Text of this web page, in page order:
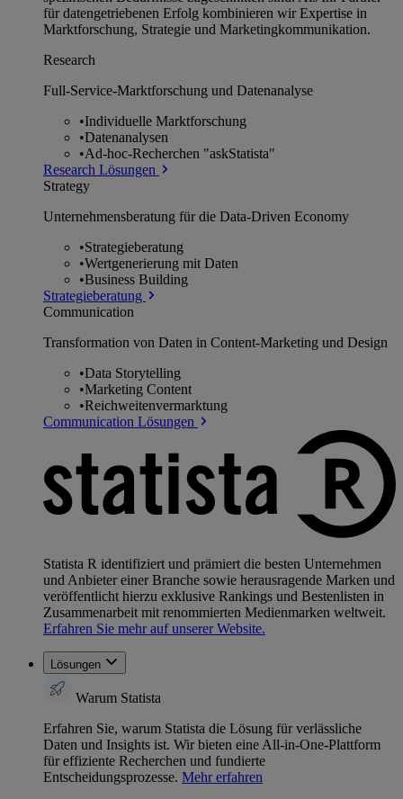
für datengetriebenen Erfolg kombinieren wir Expertise in
Marktforschung, Strategie und Marketingkommunikation.
Research
Full-Service-Marktforschung und Datenanalyse
•Individuelle Marktforschung
•Datenanalysen
•Ad-hoc-Recherchen "askStatista"
Research Lösungen
Strategy
Unternehmens­beratung für die Data-Driven Economy
•Strategieberatung
•Wertgenerierung mit Daten
•Business Building
Strategieberatung
Communication
Transformation von Daten in Content-Marketing und Design
•Data Storytelling
•Marketing Content
•Reichweitenvermarktung
Communication Lösungen
Statista R identifiziert und prämiert die besten Unternehmen
und Anbieter einer Branche sowie herausragende Marken und
veröffentlicht hierzu exklusive Rankings und Bestenlisten in
Zusammenarbeit mit renommierten Medienmarken weltweit.
Erfahren Sie mehr auf unserer Website.
Lösungen
Warum Statista
Erfahren Sie, warum Statista die Lösung für verlässliche
Daten und Insights ist. Wir bieten eine All-in-One-Plattform
für effiziente Recherchen und fundierte
Entscheidungsprozesse. Mehr erfahren